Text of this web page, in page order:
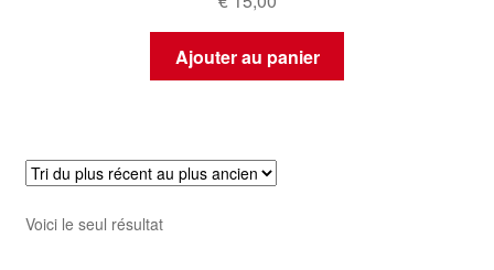
Ajouter au panier
Voici le seul résultat